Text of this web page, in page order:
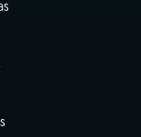
aba)